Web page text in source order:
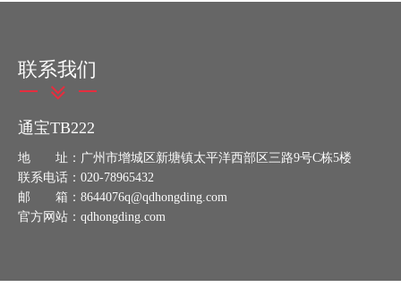
联系我们
通宝TB222
地 址：广州市增城区新塘镇太平洋西部区三路9号C栋5楼
联系电话：020-78965432
邮 箱：8644076q@qdhongding.com
官方网站：qdhongding.com